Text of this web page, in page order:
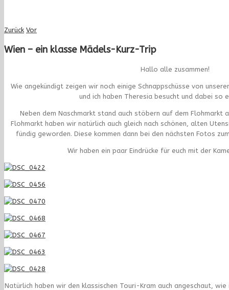
Zurück Vor
Wien – ein klasse Mädels-Kurz-Trip
Hallo alle zusammen!
Wie angekündigt zeigen wir noch einige Schnappschüsse von
und ich haben Theresia besucht und dabei so
Neben dem Naschmarkt stand auch stöbern auf dem Flohmarkt
Flohmarkt haben wir natürlich auch gleich nach schönen, alten
fündig geworden. Diese kommen dann bei den nächsten Fotos
Wir haben ein paar Eindrücke für euch mit der
Natürlich haben wir den klassischen Touri-Kram auch angeschaut,